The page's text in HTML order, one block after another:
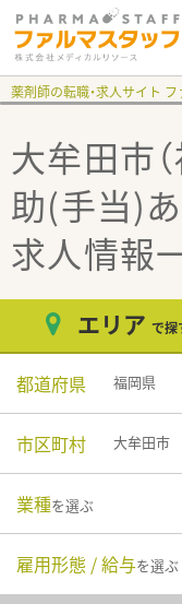
薬剤師の転職・求人サイト
大牟田市
助(手当)
求人情報
エリア で探
都道府県 福岡県
市区町村 大牟田市
業種を選ぶ
雇用形態 / 給与を選ぶ